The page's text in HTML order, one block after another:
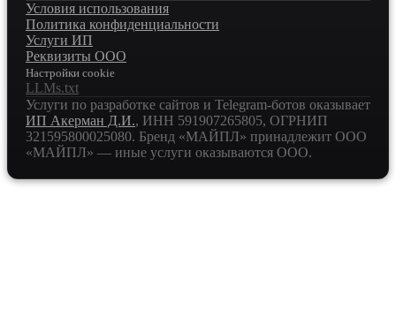
Условия использования
Политика конфиденциальности
Услуги ИП
Реквизиты ООО
Настройки cookie
LLMs.txt
Услуги по разработке сайтов и Telegram-ботов оказывает
ИП Акерман Д.И., ИНН 591907265805, ОГРНИП
321595800025080. Бренд «МАЙПЛ» принадлежит ООО
«МАЙПЛ» — иные услуги оказываются ООО.